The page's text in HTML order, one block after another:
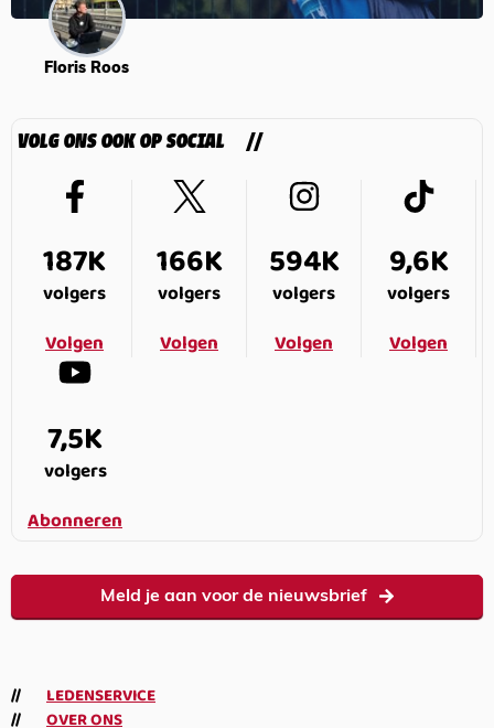
Floris Roos
VOLG ONS OOK OP SOCIAL
187K
volgers
Volgen
166K
volgers
Volgen
594K
volgers
Volgen
9,6K
volgers
Volgen
7,5K
volgers
Abonneren
Meld je aan voor de nieuwsbrief
LEDENSERVICE
OVER ONS